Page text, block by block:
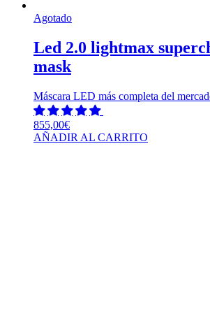
Agotado
Led 2.0 lightmax
mask
Máscara LED más completa del
855,00€
AÑADIR AL CARRITO